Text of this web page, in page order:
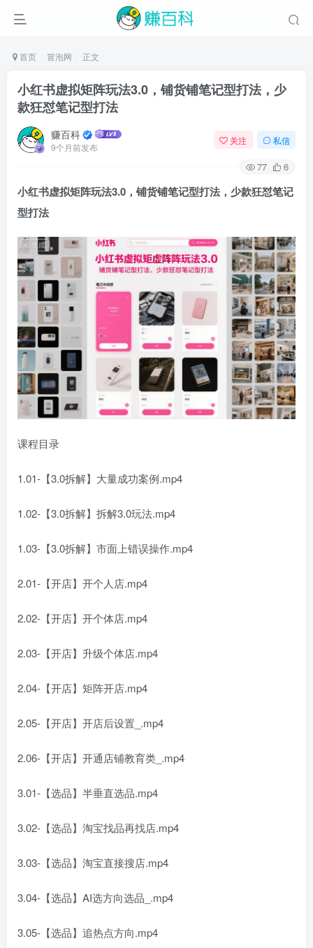
首页 冒泡网 正文
小红书虚拟矩阵玩法3.0，铺货铺笔记型打法，少
款狂怼笔记型打法
赚百科
9个月前发布
关注 私信
77 6
小红书虚拟矩阵玩法3.0 ，铺货铺笔记型打法，少款狂怼笔记
型打法
课程目录
1.01-【3.0拆解】大量成功案例.mp4
1.02-【3.0拆解】拆解3.0玩法.mp4
1.03-【3.0拆解】市面上错误操作.mp4
2.01-【开店】开个人店.mp4
2.02-【开店】开个体店.mp4
2.03-【开店】升级个体店.mp4
2.04-【开店】矩阵开店.mp4
2.05-【开店】开店后设置_.mp4
2.06-【开店】开通店铺教育类_.mp4
3.01-【选品】半垂直选品.mp4
3.02-【选品】淘宝找品再找店.mp4
3.03-【选品】淘宝直接搜店.mp4
3.04-【选品】AI选方向选品_.mp4
3.05-【选品】追热点方向.mp4